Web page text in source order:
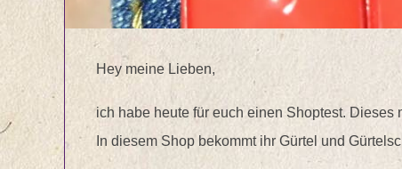
Hey meine Lieben,
ich habe heute für euch einen Shoptest.
In diesem Shop bekommt ihr Gürtel und